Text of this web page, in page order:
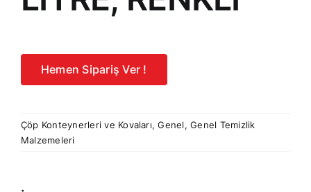
Hemen Sipariş Ver !
Çöp Konteynerleri ve Kovaları,Genel,Genel Temizlik
Malzemeleri